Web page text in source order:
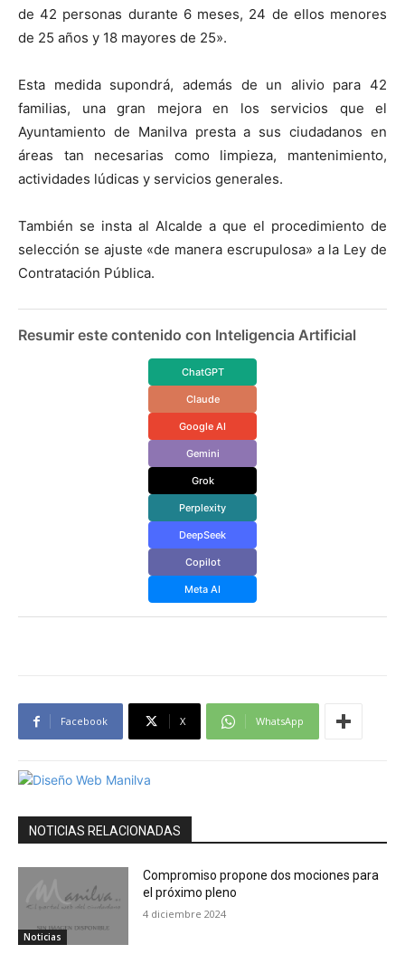
de 42 personas durante 6 meses, 24 de ellos menores
de 25 años y 18 mayores de 25».
Esta medida supondrá, además de un alivio para 42
familias, una gran mejora en los servicios que el
Ayuntamiento de Manilva presta a sus ciudadanos en
áreas tan necesarias como limpieza, mantenimiento,
actividades lúdicas y servicios generales.
También se insta al Alcalde a que el procedimiento de
selección se ajuste «de manera escrupulosa» a la Ley de
Contratación Pública.
Resumir este contenido con Inteligencia Artificial
ChatGPT
Claude
Google AI
Gemini
Grok
Perplexity
DeepSeek
Copilot
Meta AI
Facebook X WhatsApp
NOTICIAS RELACIONADAS
Noticias
Compromiso propone dos mociones para
el próximo pleno
4 diciembre 2024